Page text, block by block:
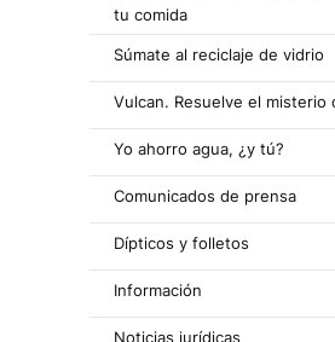
tu comida
Súmate al reciclaje de vidrio
Vulcan. Resuelve el misterio
Yo ahorro agua, ¿y tú?
Comunicados de prensa
Dípticos y folletos
Información
Noticias jurídicas